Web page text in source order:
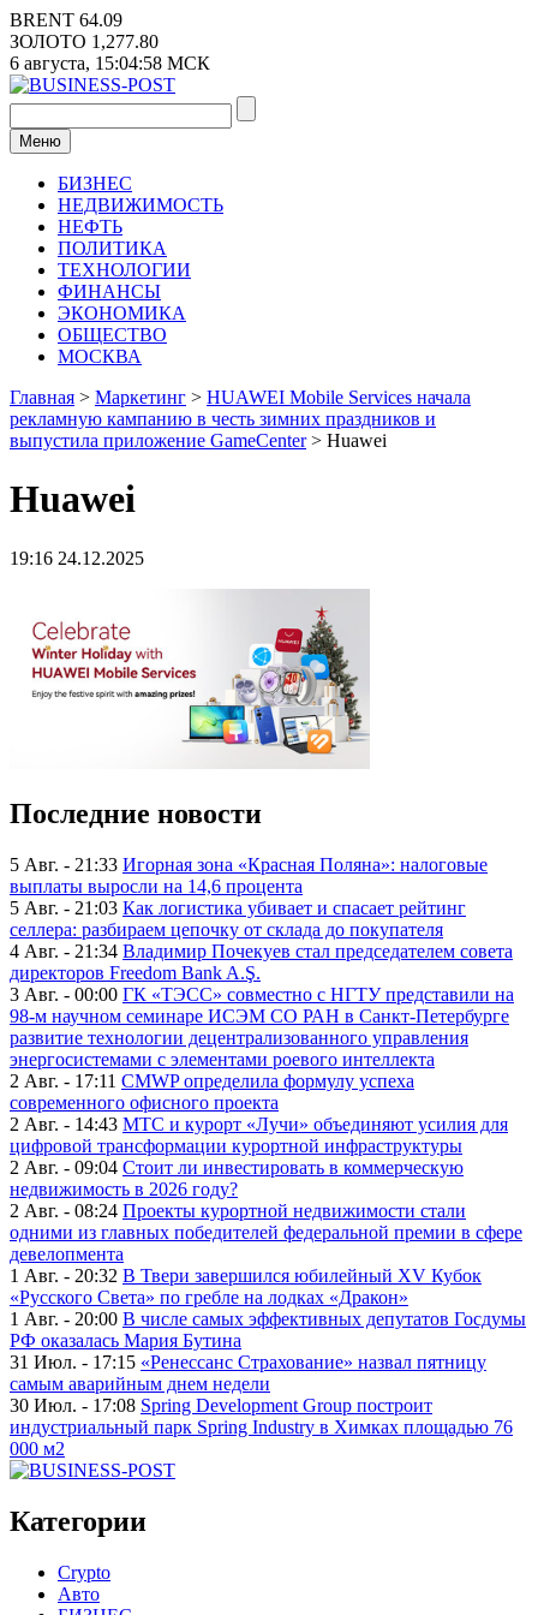
Перейти
к
содержимому
BRENT 64.09
ЗОЛОТО 1,277.80
6 августа, 15:04:58 МСК
Меню
БИЗНЕС
НЕДВИЖИМОСТЬ
НЕФТЬ
ПОЛИТИКА
ТЕХНОЛОГИИ
ФИНАНСЫ
ЭКОНОМИКА
ОБЩЕСТВО
МОСКВА
Главная > Маркетинг > HUAWEI Mobile Services начала
рекламную кампанию в честь зимних праздников и
выпустила приложение GameCenter> Huawei
Huawei
19:16 24.12.2025
Последние новости
5 Авг. - 21:33 Игорная зона «Красная Поляна»: налоговые
выплаты выросли на 14,6 процента
5 Авг. - 21:03 Как логистика убивает и спасает рейтинг
селлера: разбираем цепочку от склада до покупателя
4 Авг. - 21:34 Владимир Почекуев стал председателем совета
директоров Freedom Bank A.Ş.
3 Авг. - 00:00 ГК «ТЭСС» совместно с НГТУ представили на
98-м научном семинаре ИСЭМ СО РАН в Санкт-Петербурге
развитие технологии децентрализованного управления
энергосистемами с элементами роевого интеллекта
2 Авг. - 17:11 CMWP определила формулу успеха
современного офисного проекта
2 Авг. - 14:43 МТС и курорт «Лучи» объединяют усилия для
цифровой трансформации курортной инфраструктуры
2 Авг. - 09:04 Стоит ли инвестировать в коммерческую
недвижимость в 2026 году?
2 Авг. - 08:24 Проекты курортной недвижимости стали
одними из главных победителей федеральной премии в сфере
девелопмента
1 Авг. - 20:32 В Твери завершился юбилейный XV Кубок
«Русского Света» по гребле на лодках «Дракон»
1 Авг. - 20:00 В числе самых эффективных депутатов Госдумы
РФ оказалась Мария Бутина
31 Июл. - 17:15 «Ренессанс Страхование» назвал пятницу
самым аварийным днем недели
30 Июл. - 17:08 Spring Development Group построит
индустриальный парк Spring Industry в Химках площадью 76
000 м2
Категории
Crypto
Авто